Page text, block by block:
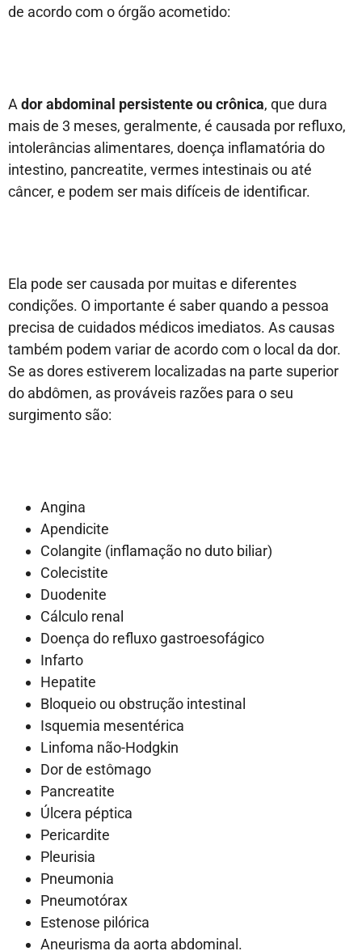
de acordo com o órgão acometido:
Ador abdominal persistente ou crônica, que dura
mais de 3 meses, geralmente, é causada por refluxo,
intolerâncias alimentares, doença inflamatória do
intestino, pancreatite, vermes intestinais ou até
câncer, e podem ser mais difíceis de identificar.
Ela pode ser causada por muitas e diferentes
condições. O importante é saber quando a pessoa
precisa de cuidados médicos imediatos. As causas
também podem variar de acordo com o local da dor.
Se as dores estiverem localizadas na parte superior
do abdômen, as prováveis razões para o seu
surgimento são:
Angina
Apendicite
Colangite (inflamação no duto biliar)
Colecistite
Duodenite
Cálculo renal
Doença do refluxo gastroesofágico
Infarto
Hepatite
Bloqueio ou obstrução intestinal
Isquemia mesentérica
Linfoma não-Hodgkin
Dor de estômago
Pancreatite
Úlcera péptica
Pericardite
Pleurisia
Pneumonia
Pneumotórax
Estenose pilórica
Aneurisma da aorta abdominal.